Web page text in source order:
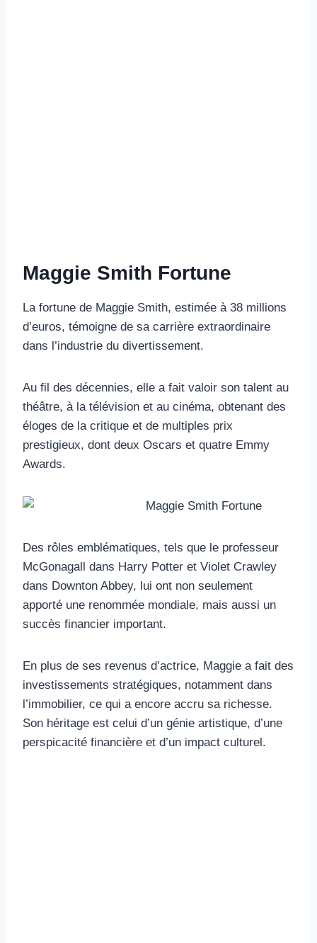
Maggie Smith Fortune
La fortune de Maggie Smith, estimée à 38 millions
d’euros, témoigne de sa carrière extraordinaire
dans l’industrie du divertissement.
Au fil des décennies, elle a fait valoir son talent au
théâtre, à la télévision et au cinéma, obtenant des
éloges de la critique et de multiples prix
prestigieux, dont deux Oscars et quatre Emmy
Awards.
Des rôles emblématiques, tels que le professeur
McGonagall dans Harry Potter et Violet Crawley
dans Downton Abbey, lui ont non seulement
apporté une renommée mondiale, mais aussi un
succès financier important.
En plus de ses revenus d’actrice, Maggie a fait des
investissements stratégiques, notamment dans
l’immobilier, ce qui a encore accru sa richesse.
Son héritage est celui d’un génie artistique, d’une
perspicacité financière et d’un impact culturel.